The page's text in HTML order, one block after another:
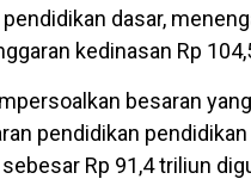
dasar,
kedinasan Rp
besaran
pendidikan
Rp 91,4 triliun